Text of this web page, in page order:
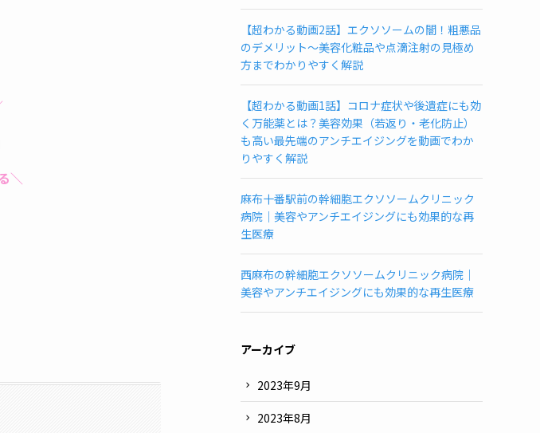
＼
受
け
ら
れ
ク
リ
ニ
ッ
ク
査
所
一
覧
(都
道
別)
【超わかる動画2話】エクソソームの闇！粗悪品
のデメリット～美容化粧品や点滴注射の見極め
方までわかりやすく解説
【超わかる動画1話】コロナ症状や後遺症にも効
く万能薬とは？美容効果（若返り・老化防止）
も高い最先端のアンチエイジングを動画でわか
りやすく解説
麻布十番駅前の幹細胞エクソソームクリニック
病院｜美容やアンチエイジングにも効果的な再
生医療
西麻布の幹細胞エクソソームクリニック病院｜
美容やアンチエイジングにも効果的な再生医療
アーカイブ
2023年9月
2023年8月